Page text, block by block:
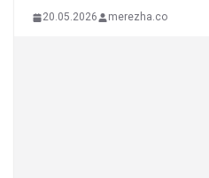
20.05.2026 merezha.co